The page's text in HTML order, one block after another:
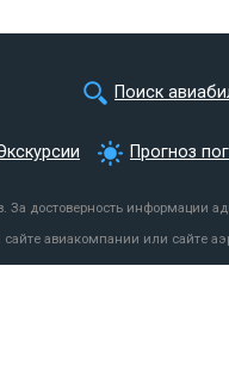
Поиск
Прогноз
За достоверность информации
авиакомпании или сайте